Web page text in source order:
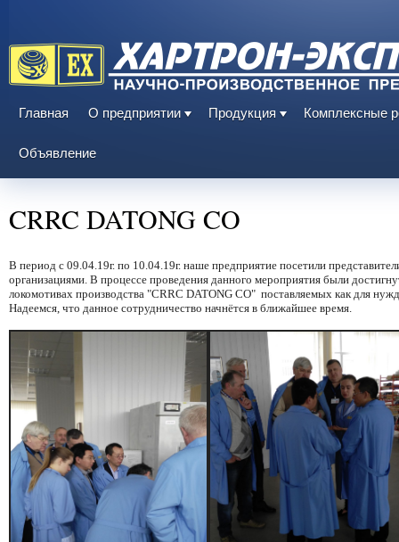
Главная О предприятии Продукция Комплексные
Объявление
CRRC DATONG CO
В период с 09.04.19г. по 10.04.19г. наше предприятие посетили
организациями. В процессе проведения данного мероприятия были
локомотивах производства "CRRC DATONG CO" поставляемых как для
Надеемся, что данное сотрудничество начнётся в ближайшее время.